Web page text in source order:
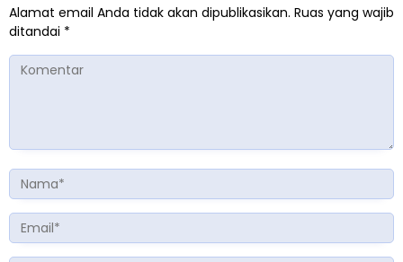
Alamat email Anda tidak akan dipublikasikan. Ruas yang wajib
ditandai *